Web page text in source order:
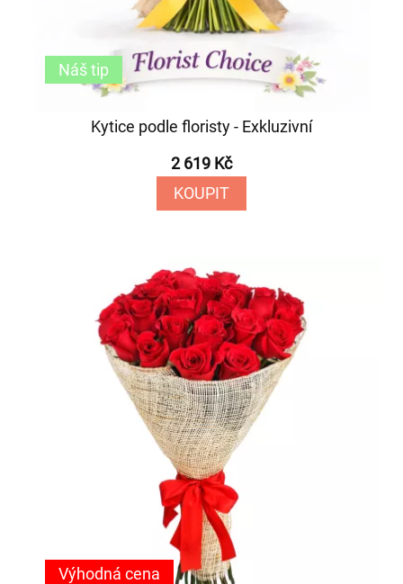
Kytice podle floristy - Exkluzivní
2 619 Kč
KOUPIT
Náš tip
Výhodná cena